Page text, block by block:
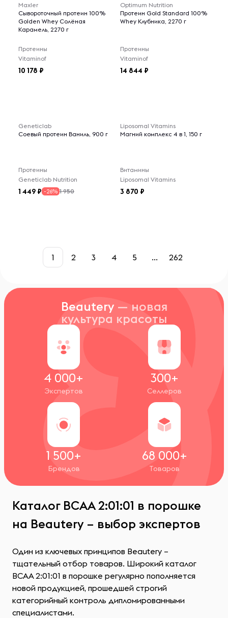
Maxler
Сывороточный протеин 100%
Golden Whey Солёная
Карамель, 2270 г
Протеины
Vitaminof
10 178
Optimum Nutrition
Протеин Gold Standard 100%
Whey Клубника, 2270 г
Протеины
Vitaminof
14 844
Geneticlab
Соевый протеин Ваниль, 900 г
Протеины
Geneticlab Nutrition
1 449 -26% 1 950
Liposomal Vitamins
Магний комплекс 4 в 1, 150 г
Витамины
Liposomal Vitamins
3 870
1 2 3 4 5 ... 262
Beautery — новая
культура красоты
4 000+
Экспертов
300+
Селлеров
1 500+
Брендов
68 000+
Товаров
Каталог ВСАА 2:01:01 в порошке
на Beautery – выбор экспертов
Один из ключевых принципов Beautery –
тщательный отбор товаров. Широкий каталог
ВСАА 2:01:01 в порошке регулярно пополняется
новой продукцией, прошедшей строгий
категорийный контроль дипломированными
специалистами.